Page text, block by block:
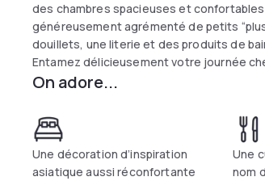
des chambres spacieuses et
généreusement agrémenté de petits
douillets, une literie et des produits de
Entamez délicieusement votre journée
restaurant OTAGO. Entre-temps, notre
barbier maison — pour ne nommer que
l’expérience Ruby Foo’s.
On adore...
Une décoration d’inspiration
asiatique aussi réconfortante
Une
nom